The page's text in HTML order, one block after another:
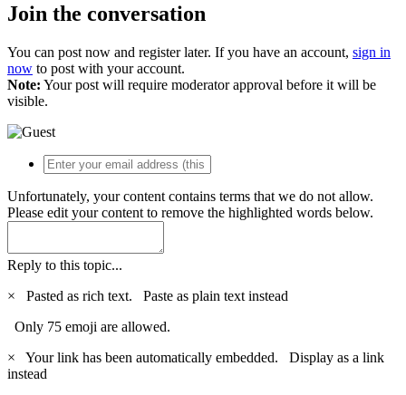
Join the conversation
You can post now and register later. If you have an account, sign in
now to post with your account.
Note: Your post will require moderator approval before it will be
visible.
Unfortunately, your content contains terms that we do not allow.
Please edit your content to remove the highlighted words below.
Reply to this topic...
×
Pasted as rich text. Paste as plain text instead
Only 75 emoji are allowed.
×
Your link has been automatically embedded. Display as a link
instead